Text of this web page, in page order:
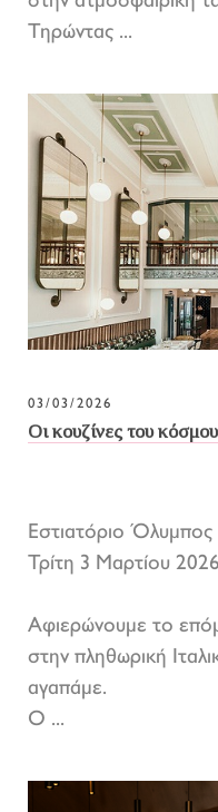
Τηρώντας ...
03/03/2026
Οι κουζίνες του
Εστιατόριο
Τρίτη 3 Μαρτίου 2026
Αφιερώνουμε το
στην πληθωρική
αγαπάμε.
Ο ...